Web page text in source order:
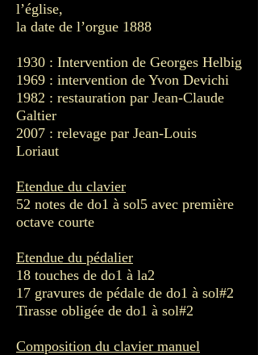
l’église,
la date de l’orgue 1888
1930 : Intervention de Georges Helbig
1969 : intervention de Yvon Devichi
1982 : restauration par Jean-Claude
Galtier
2007 : relevage par Jean-Louis
Loriaut
Etendue du clavier
52 notes de do1 à sol5 avec première
octave courte
Etendue du pédalier
18 touches de do1 à la2
17 gravures de pédale de do1 à sol#2
Tirasse obligée de do1 à sol#2
Composition du clavier manuel